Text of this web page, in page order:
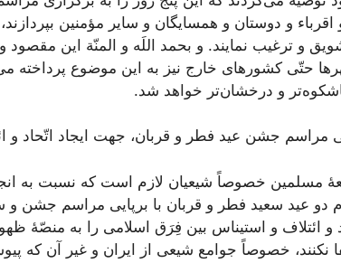
اقرباء و دوستان و همسایگان و سایر مؤمنین
و ترغیب نمایند. و بحمد اللَه و المنّة این مقصود
حتّی کشورهای خارج نیز به این موضوع پرداخته
و درخشان‌تر خواهد شد.
مراسم جشن عید فطر و قربان، جهت ایجاد اتّحاد و
مسلمین خصوصاً شیعیان لازم است که نسبت به
دو عید سعید فطر و قربان با برپایی مراسم جشن و
و ائتلاف و استیناس بین فِرَق اسلامی را به منصّۀ
نکنند، خصوصاً جوامع شیعی از ایران و غیر آن که